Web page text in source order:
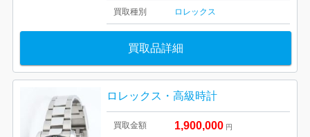
買取種別 ロレックス
買取品詳細
ロレックス・高級時計
買取金額 1,900,000 円